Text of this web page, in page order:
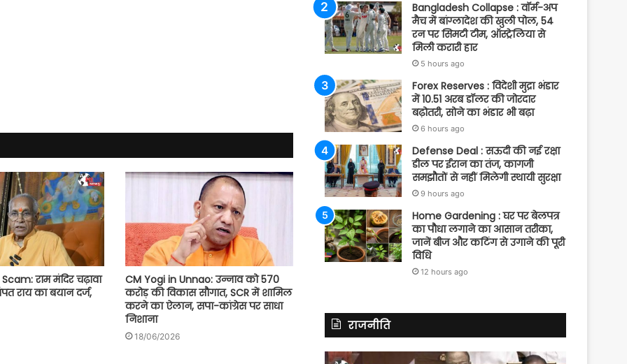
राम मंदिर चढ़ावा
राय का बयान दर्ज,
CM Yogi in Unnao: उन्नाव को 570
करोड़ की विकास सौगात, SCR में शामिल
करने का ऐलान, सपा-कांग्रेस पर साधा
निशाना
18/06/2026
Bangladesh Collapse : वॉर्म-अप
मैच में बांग्लादेश की खुली पोल, 54
रन पर सिमटी टीम, ऑस्ट्रेलिया से
मिली करारी हार
5 hours ago
Forex Reserves : विदेशी मुद्रा भंडार
में 10.51 अरब डॉलर की जोरदार
बढ़ोतरी, सोने का भंडार भी बढ़ा
6 hours ago
Defense Deal : सऊदी की नई रक्षा
डील पर ईरान का तंज, कागजी
समझौतों से नहीं मिलेगी स्थायी सुरक्षा
9 hours ago
Home Gardening : घर पर बेलपत्र
का पौधा लगाने का आसान तरीका,
जानें बीज और कटिंग से उगाने की पूरी
विधि
12 hours ago
राजनीति